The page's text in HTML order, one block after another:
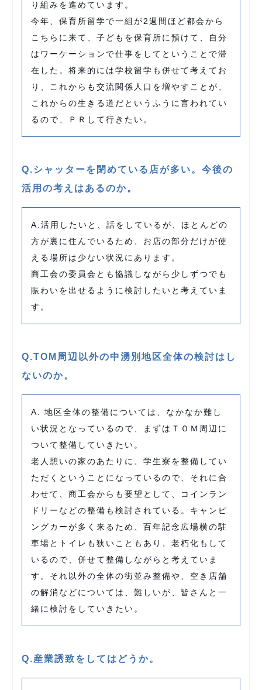
り組みを進めています。
今年、保育所留学で一組が2週間ほど都会から
こちらに来て、子どもを保育所に預けて、自分
はワーケーションで仕事をしてということで滞
在した。将来的には学校留学も併せて考えてお
り、これからも交流関係人口を増やすことが、
これからの生きる道だというふうに言われてい
るので、ＰＲして行きたい。
Q.シャッターを閉めている店が多い。今後の
活用の考えはあるのか。
A.活用したいと、話をしているが、ほとんどの
方が裏に住んでいるため、お店の部分だけが使
える場所は少ない状況にあります。
商工会の委員会とも協議しながら少しずつでも
賑わいを出せるように検討したいと考えていま
す。
Q.TOM周辺以外の中湧別地区全体の検討はし
ないのか。
A. 地区全体の整備については、なかなか難し
い状況となっているので、まずはＴＯＭ周辺に
ついて整備していきたい。
老人憩いの家のあたりに、学生寮を整備してい
ただくということになっているので、それに合
わせて、商工会からも要望として、コインラン
ドリーなどの整備も検討されている。キャンピ
ングカーが多く来るため、百年記念広場横の駐
車場とトイレも狭いこともあり、老朽化もして
いるので、併せて整備しながらと考えていま
す。それ以外の全体の街並み整備や、空き店舗
の解消などについては、難しいが、皆さんと一
緒に検討をしていきたい。
Q.産業誘致をしてはどうか。